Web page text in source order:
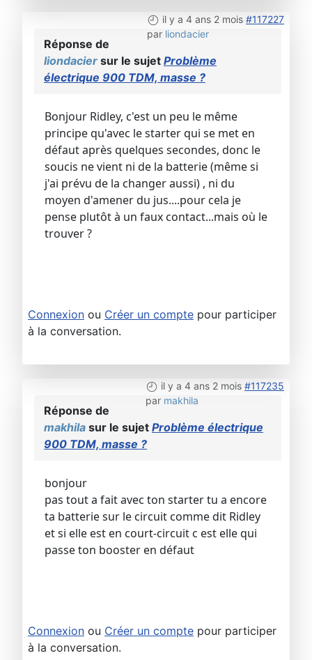
il y a 4 ans 2 mois #117227
par liondacier
Réponse de
liondacier sur le sujet Problème
électrique 900 TDM, masse ?
Bonjour Ridley, c'est un peu le même
principe qu'avec le starter qui se met en
défaut après quelques secondes, donc le
soucis ne vient ni de la batterie (même si
j'ai prévu de la changer aussi) , ni du
moyen d'amener du jus....pour cela je
pense plutôt à un faux contact...mais où le
trouver ?
Connexion ou Créer un compte pour participer
à la conversation.
il y a 4 ans 2 mois #117235
par makhila
Réponse de
makhila sur le sujet Problème électrique
900 TDM, masse ?
bonjour
pas tout a fait avec ton starter tu a encore
ta batterie sur le circuit comme dit Ridley
et si elle est en court-circuit c est elle qui
passe ton booster en défaut
Connexion ou Créer un compte pour participer
à la conversation.